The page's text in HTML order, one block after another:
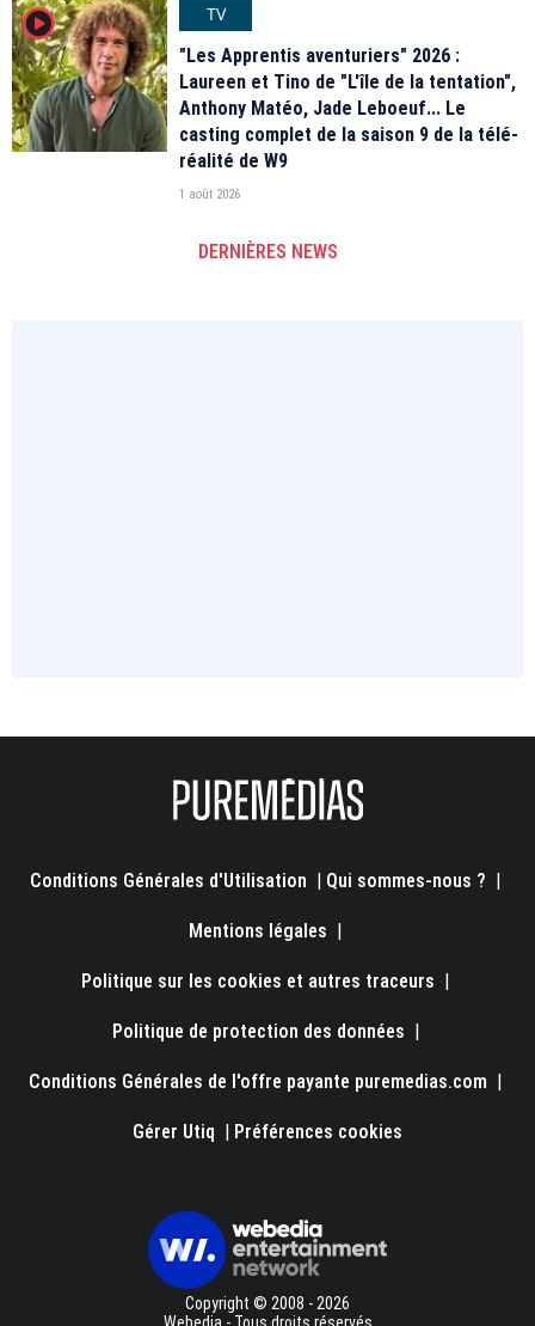
player2
TV
"Les Apprentis aventuriers" 2026 :
Laureen et Tino de "L'île de la tentation",
Anthony Matéo, Jade Leboeuf... Le
casting complet de la saison 9 de la télé-
réalité de W9
1 août 2026
DERNIÈRES NEWS
Conditions Générales d'Utilisation | Qui sommes-nous ? |
Mentions légales |
Politique sur les cookies et autres traceurs |
Politique de protection des données |
Conditions Générales de l'offre payante puremedias.com |
Gérer Utiq | Préférences cookies
Copyright © 2008 - 2026
Webedia - Tous droits réservés